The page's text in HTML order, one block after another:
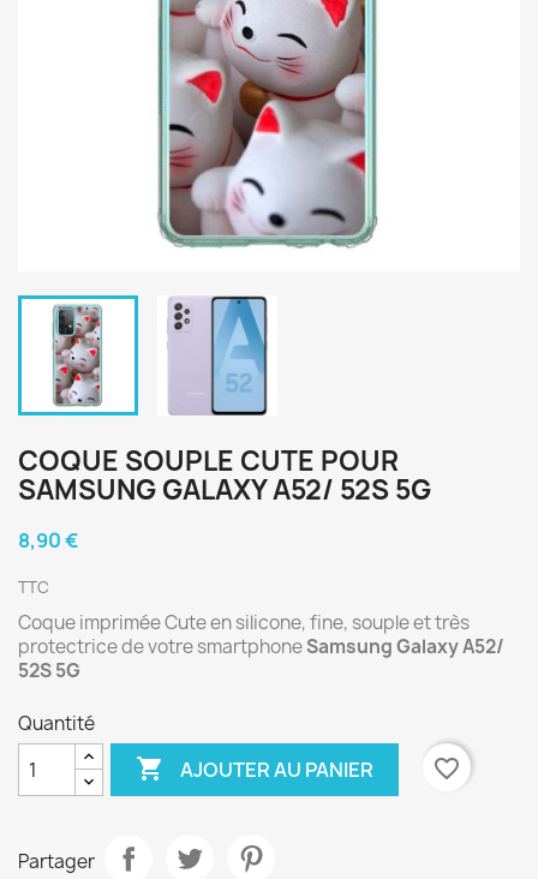
COQUE SOUPLE CUTE POUR
SAMSUNG GALAXY A52/ 52S 5G
8,90 €
TTC
Coque imprimée Cute en silicone, fine, souple et très
protectrice de votre smartphoneSamsung Galaxy A52/
52S 5G
Quantité
 AJOUTER AU PANIER favorite_border
Partager